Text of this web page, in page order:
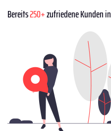
Bereits250+zufriedene Kunden in